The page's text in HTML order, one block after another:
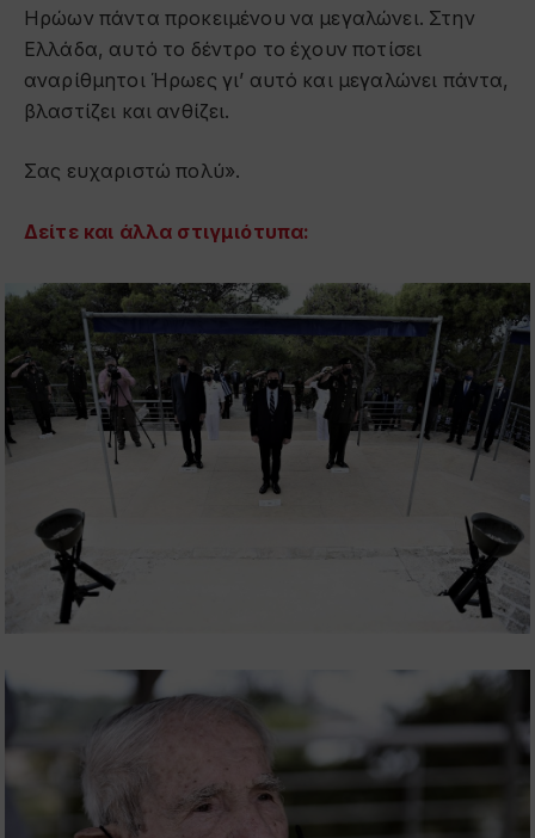
Ηρώων πάντα προκειμένου να μεγαλώνει. Στην
Ελλάδα, αυτό το δέντρο το έχουν ποτίσει
αναρίθμητοι Ήρωες γι’ αυτό και μεγαλώνει πάντα,
βλαστίζει και ανθίζει.
Σας ευχαριστώ πολύ».
Δείτε και άλλα στιγμιότυπα: